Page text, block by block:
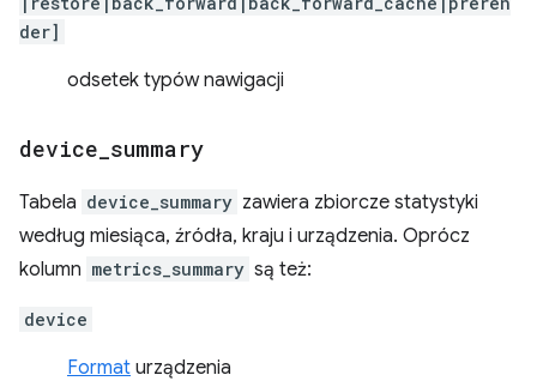
der]
odsetek typów nawigacji
device summary
Tabela device_summary zawiera zbiorcze statystyki
według miesiąca, źródła, kraju i urządzenia. Oprócz
kolumn metrics_summary są też:
device
Format urządzenia